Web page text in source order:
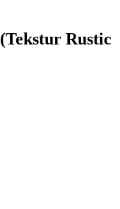
(Tekstur Rustic